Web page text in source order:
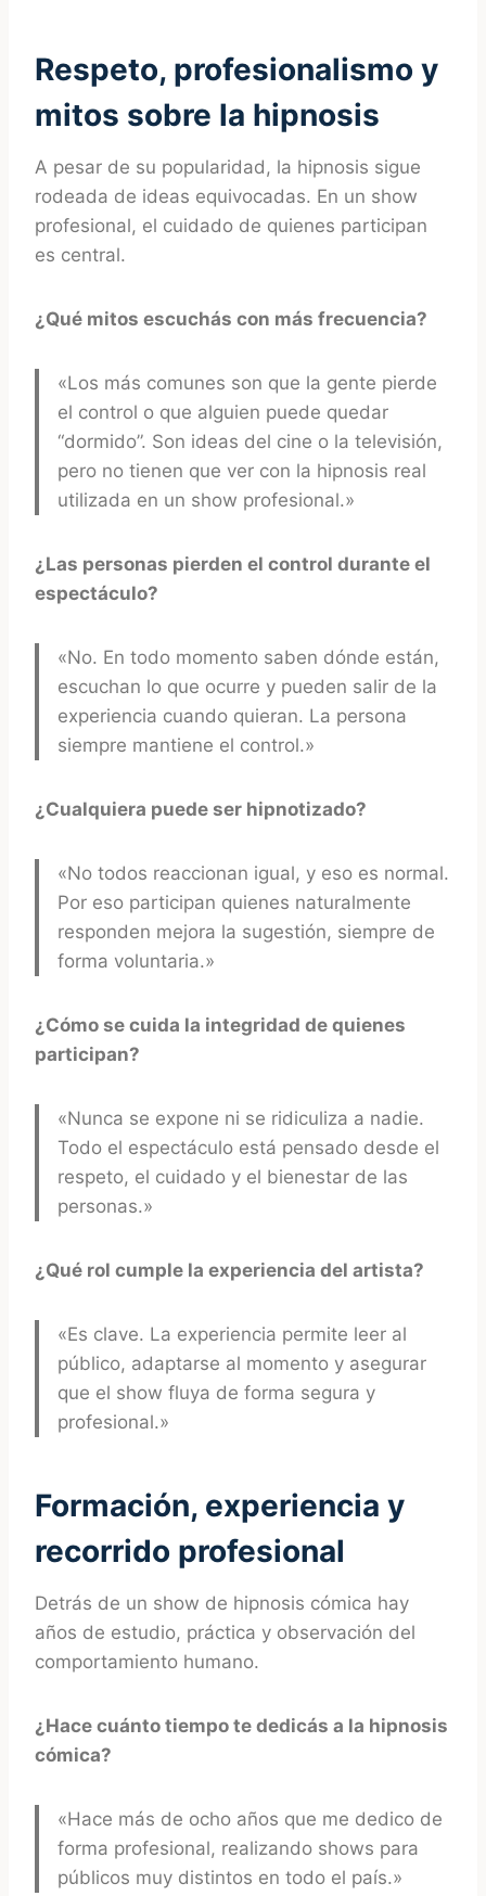
Respeto, profesionalismo y
mitos sobre la hipnosis
A pesar de su popularidad, la hipnosis sigue
rodeada de ideas equivocadas. En un show
profesional, el cuidado de quienes participan
es central.
¿Qué mitos escuchás con más frecuencia?
«Los más comunes son que la gente pierde
el control o que alguien puede quedar
“dormido”. Son ideas del cine o la televisión,
pero no tienen que ver con la hipnosis real
utilizada en un show profesional.»
¿Las personas pierden el control durante el
espectáculo?
«No. En todo momento saben dónde están,
escuchan lo que ocurre y pueden salir de la
experiencia cuando quieran. La persona
siempre mantiene el control.»
¿Cualquiera puede ser hipnotizado?
«No todos reaccionan igual, y eso es normal.
Por eso participan quienes naturalmente
responden mejora la sugestión, siempre de
forma voluntaria.»
¿Cómo se cuida la integridad de quienes
participan?
«Nunca se expone ni se ridiculiza a nadie.
Todo el espectáculo está pensado desde el
respeto, el cuidado y el bienestar de las
personas.»
¿Qué rol cumple la experiencia del artista?
«Es clave. La experiencia permite leer al
público, adaptarse al momento y asegurar
que el show fluya de forma segura y
profesional.»
Formación, experiencia y
recorrido profesional
Detrás de un show de hipnosis cómica hay
años de estudio, práctica y observación del
comportamiento humano.
¿Hace cuánto tiempo te dedicás a la hipnosis
cómica?
«Hace más de ocho años que me dedico de
forma profesional, realizando shows para
públicos muy distintos en todo el país.»